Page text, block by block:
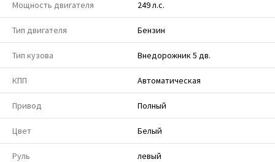
Мощность двигателя 249 л.с.
Тип двигателя Бензин
Тип кузова Внедорожник 5 дв.
КПП Автоматическая
Привод Полный
Цвет Белый
Руль левый